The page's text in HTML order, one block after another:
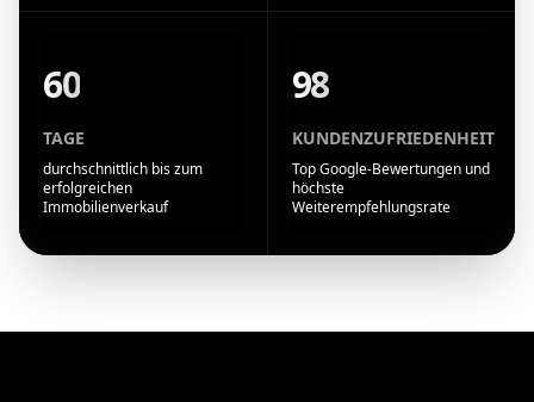
60
TAGE
durchschnittlich bis zum
erfolgreichen
Immobilienverkauf
98
KUNDENZUFRIEDENHEIT
Top Google-Bewertungen und
höchste
Weiterempfehlungsrate